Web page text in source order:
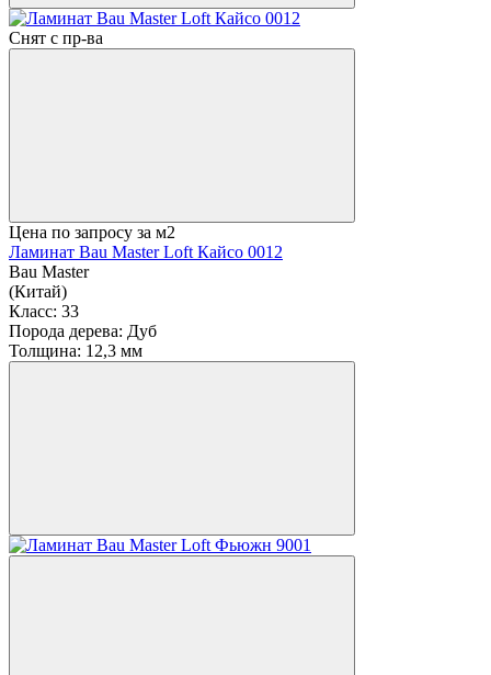
Снят с пр-ва
Цена по запросу за м2
Ламинат Bau Master Loft Кайсо 0012
Bau Master
(Китай)
Класс: 33
Порода дерева: Дуб
Толщина: 12,3 мм